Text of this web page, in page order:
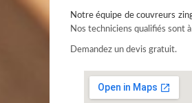
Notre équipe decouvreurs
Nos techniciens qualifiés sont
Demandez un devis gratuit.